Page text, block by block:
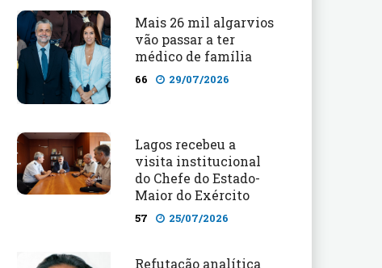
Mais 26 mil algarvios
vão passar a ter
médico de família
66 29/07/2026
Lagos recebeu a
visita institucional
do Chefe do Estado-
Maior do Exército
57 25/07/2026
Refutação analítica